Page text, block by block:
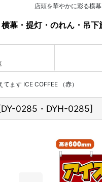
店頭を華やかに彩る横
横幕・提灯・のれん・吊
ます ICE COFFEE （赤）
[DY-0285・DYH-0285]